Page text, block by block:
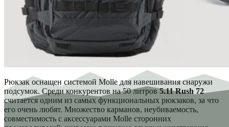
Рюкзак оснащен системой Molle для навешивания снаружи
подсумок. Среди конкурентов на 50 литров5.11 Rush 72
считается одним из самых функциональных рюкзаков, за что
его очень любят. Множество карманов, неубиваемость,
совместимость с аксессуарами Molle сторонних